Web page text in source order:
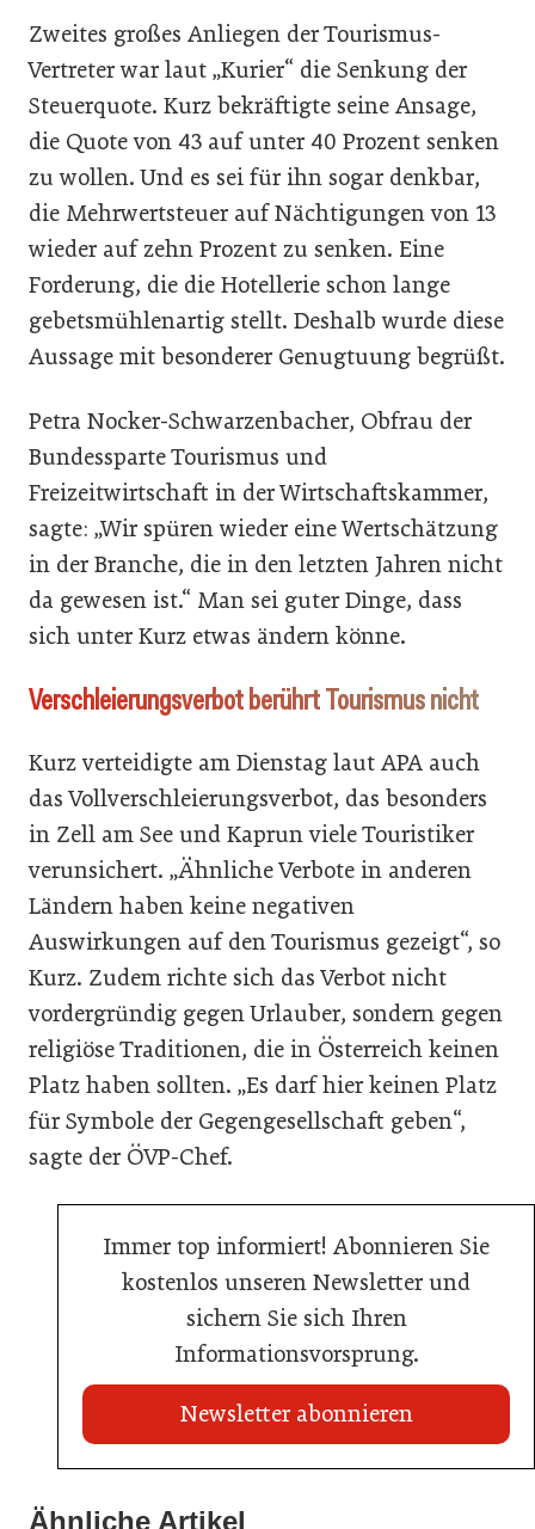
Zweites großes Anliegen der Tourismus-
Vertreter war laut „Kurier“ die Senkung der
Steuerquote. Kurz bekräftigte seine Ansage,
die Quote von 43 auf unter 40 Prozent senken
zu wollen. Und es sei für ihn sogar denkbar,
die Mehrwertsteuer auf Nächtigungen von 13
wieder auf zehn Prozent zu senken. Eine
Forderung, die die Hotellerie schon lange
gebetsmühlenartig stellt. Deshalb wurde diese
Aussage mit besonderer Genugtuung begrüßt.
Petra Nocker-Schwarzenbacher, Obfrau der
Bundessparte Tourismus und
Freizeitwirtschaft in der Wirtschaftskammer,
sagte: „Wir spüren wieder eine Wertschätzung
in der Branche, die in den letzten Jahren nicht
da gewesen ist.“ Man sei guter Dinge, dass
sich unter Kurz etwas ändern könne.
Verschleierungsverbot berührt Tourismus nicht
Kurz verteidigte am Dienstag laut APA auch
das Vollverschleierungsverbot, das besonders
in Zell am See und Kaprun viele Touristiker
verunsichert. „Ähnliche Verbote in anderen
Ländern haben keine negativen
Auswirkungen auf den Tourismus gezeigt“, so
Kurz. Zudem richte sich das Verbot nicht
vordergründig gegen Urlauber, sondern gegen
religiöse Traditionen, die in Österreich keinen
Platz haben sollten. „Es darf hier keinen Platz
für Symbole der Gegengesellschaft geben“,
sagte der ÖVP-Chef.
Immer top informiert! Abonnieren Sie
kostenlos unseren Newsletter und
sichern Sie sich Ihren
Informationsvorsprung.
Newsletter abonnieren
Ähnliche Artikel
Travel Start-up Night 2026: Beste Tourismus-Idee